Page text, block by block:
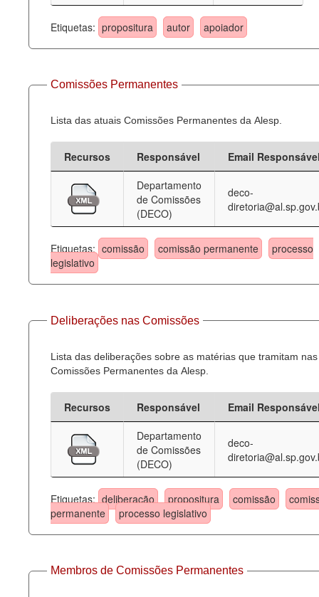
Agenda
Perguntas frequentes
Contato
Etiquetas: propositura autor apoiador
Comissões Permanentes
Lista das atuais Comissões Permanentes da Alesp.
Recursos Responsável
Email
Departamento
de Comissões
(DECO)
deco-
Etiquetas: comissão comissão permanente
processo
legislativo
Deliberações nas Comissões
Lista das deliberações sobre as matérias que tramitam nas
Comissões Permanentes da Alesp.
Recursos Responsável
Email
Departamento
de Comissões
(DECO)
deco-
Etiquetas: deliberação propositura comissão
permanente
processo legislativo
Membros de Comissões Permanentes